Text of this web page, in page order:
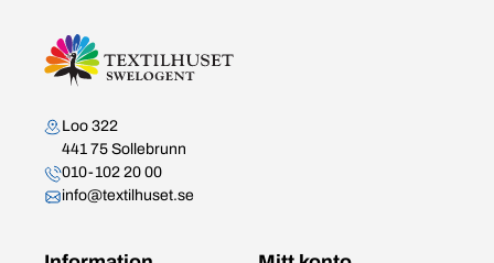
Kontakta oss
Loo 322
441 75 Sollebrunn
010-102 20 00
info@textilhuset.se